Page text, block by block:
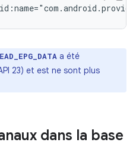
a été
23) et est ne sont plus
dans la base